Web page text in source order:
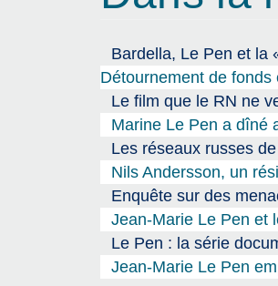
Bardella, Le Pen et la
Détournement de
Le film que le RN ne
Marine Le Pen a dîné
Les réseaux russes
Nils Andersson, un
Enquête sur des
Jean-Marie Le Pen et
Le Pen : la série
Jean-Marie Le Pen